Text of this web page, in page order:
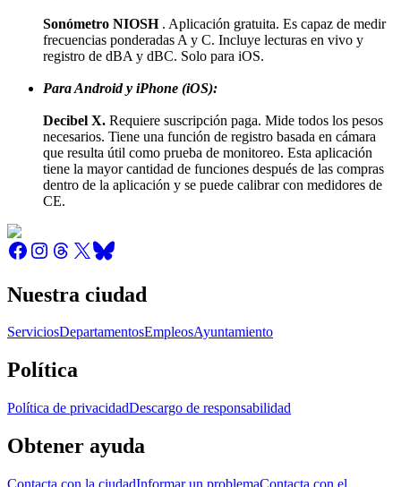
Sonómetro NIOSH. Aplicación gratuita. Es capaz de medir
frecuencias ponderadas A y C. Incluye lecturas en vivo y
registro de dBA y dBC. Solo para iOS.
Para Android y iPhone (iOS):
Decibel X. Requiere suscripción paga. Mide todos los pesos
necesarios. Tiene una función de registro basada en cámara
que resulta útil como prueba de monitoreo. Esta aplicación
tiene la mayor cantidad de funciones después de las compras
dentro de la aplicación y se puede calibrar con medidores de
CE.
Nuestra ciudad
ServiciosDepartamentosEmpleosAyuntamiento
Política
Política de privacidadDescargo de responsabilidad
Obtener ayuda
Contacta con la ciudadInformar un problemaContacta con el